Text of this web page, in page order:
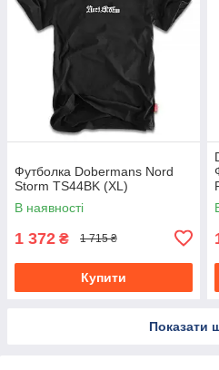
Футболка Dobermans Nord
Storm TS44BK (XL)
В наявності
1 372 ₴ 1 715 ₴
Купити
Показати